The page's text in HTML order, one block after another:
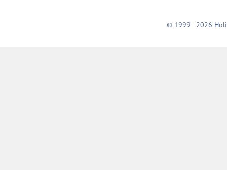
© 1999 - 2026